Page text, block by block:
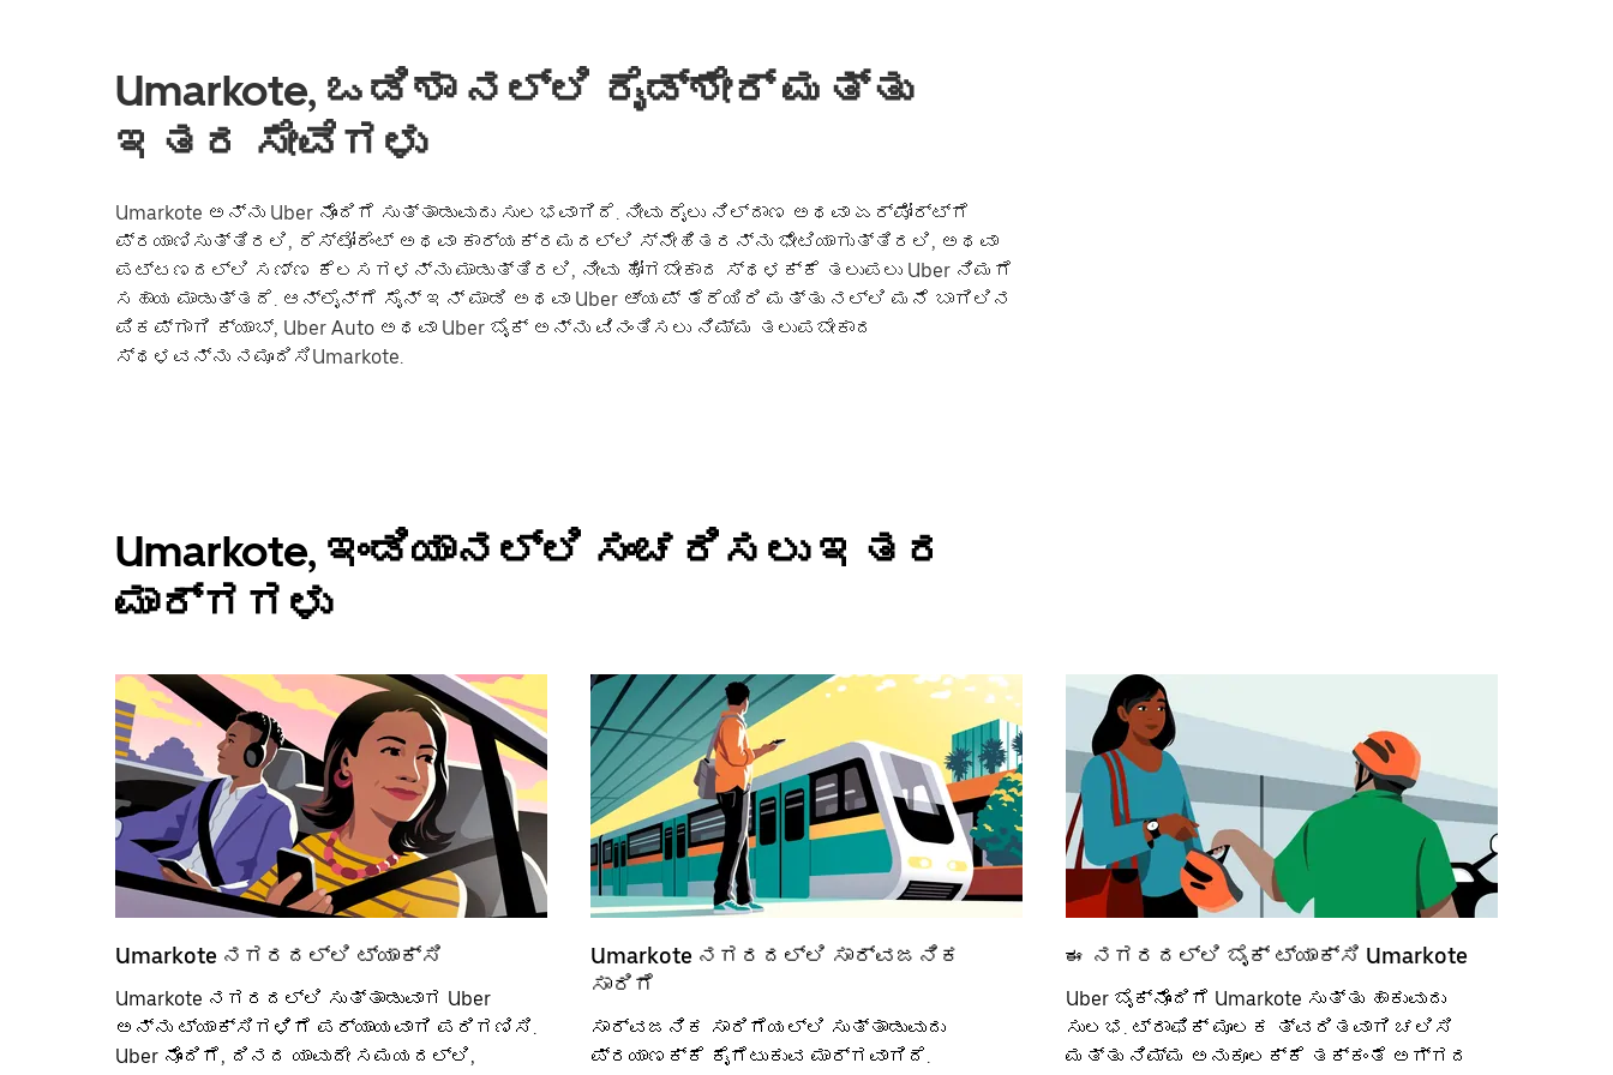
Umarkote, ಒಡಿಶಾ ನಲ್ಲಿ ರೈಡ್‌ಶೇರ್ ಮತ್ತು
ಇತರ ಸೇವೆಗಳು
Umarkote ಅನ್ನು Uber ನೊಂದಿಗೆ ಸುತ್ತಾಡುವುದು ಸುಲಭವಾಗಿದೆ. ನೀವು ರೈಲು ನಿಲ್ದಾಣ ಅಥವಾ ಏರ್‌ಪೋರ್ಟ್‌ಗೆ
ಪ್ರಯಾಣಿಸುತ್ತಿರಲಿ, ರೆಸ್ಟೋರೆಂಟ್ ಅಥವಾ ಕಾರ್ಯಕ್ರಮದಲ್ಲಿ ಸ್ನೇಹಿತರನ್ನು ಭೇಟಿಯಾಗುತ್ತಿರಲಿ, ಅಥವಾ
ಪಟ್ಟಣದಲ್ಲಿ ಸಣ್ಣ ಕೆಲಸಗಳನ್ನು ಮಾಡುತ್ತಿರಲಿ, ನೀವು ಹೋಗಬೇಕಾದ ಸ್ಥಳಕ್ಕೆ ತಲುಪಲು Uber ನಿಮಗೆ
ಸಹಾಯ ಮಾಡುತ್ತದೆ. ಆನ್‌ಲೈನ್‌ಗೆ ಸೈನ್ ಇನ್ ಮಾಡಿ ಅಥವಾ Uber ಆ್ಯಪ್ ತೆರೆಯಿರಿ ಮತ್ತು ನಲ್ಲಿ ಮನೆ ಬಾಗಿಲಿನ
ಪಿಕಪ್‌ಗಾಗಿ ಕ್ಯಾಬ್, Uber Auto ಅಥವಾ Uber ಬೈಕ್ ಅನ್ನು ವಿನಂತಿಸಲು ನಿಮ್ಮ ತಲುಪಬೇಕಾದ
ಸ್ಥಳವನ್ನು ನಮೂದಿಸಿUmarkote.
Umarkote, ಇಂಡಿಯಾನಲ್ಲಿ ಸಂಚರಿಸಲು ಇತರ
ಮಾರ್ಗಗಳು
Umarkote‌ ನಗರದಲ್ಲಿ ಟ್ಯಾಕ್ಸಿ
Umarkote ನಗರದಲ್ಲಿ ಸುತ್ತಾಡುವಾಗ Uber
ಅನ್ನು ಟ್ಯಾಕ್ಸಿಗಳಿಗೆ ಪರ್ಯಾಯವಾಗಿ ಪರಿಗಣಿಸಿ.
Uber ನೊಂದಿಗೆ, ದಿನದ ಯಾವುದೇ ಸಮಯದಲ್ಲಿ,
Umarkote ನಗರದಲ್ಲಿ ಸಾರ್ವಜನಿಕ
ಸಾರಿಗೆ
ಸಾರ್ವಜನಿಕ ಸಾರಿಗೆಯಲ್ಲಿ ಸುತ್ತಾಡುವುದು
ಪ್ರಯಾಣಕ್ಕೆ ಕೈಗೆಟುಕುವ ಮಾರ್ಗವಾಗಿದೆ.
ಈ ನಗರದಲ್ಲಿ ಬೈಕ್ ಟ್ಯಾಕ್ಸಿ Umarkote
Uber ಬೈಕ್‌ನೊಂದಿಗೆ Umarkote ಸುತ್ತು ಹಾಕುವುದು
ಸುಲಭ. ಟ್ರಾಫಿಕ್ ಮೂಲಕ ತ್ವರಿತವಾಗಿ ಚಲಿಸಿ
ಮತ್ತು ನಿಮ್ಮ ಅನುಕೂಲಕ್ಕೆ ತಕ್ಕಂತೆ ಅಗ್ಗದ